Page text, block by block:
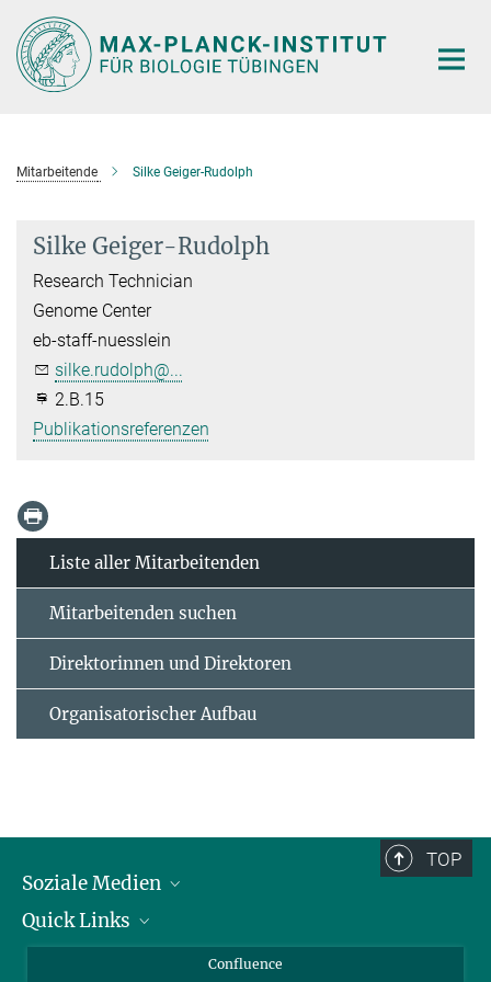
Hauptinhalt
Mitarbeitende Silke Geiger-Rudolph
Silke Geiger-Rudolph
Research Technician
Genome Center
eb-staff-nuesslein
silke.rudolph@...
2.B.15
Publikationsreferenzen
Liste aller Mitarbeitenden
Mitarbeitenden suchen
Direktorinnen und Direktoren
Organisatorischer Aufbau
TOP
Soziale Medien
LinkedIn
Quick Links
Für Journalisten und Journalistinnen
Confluence